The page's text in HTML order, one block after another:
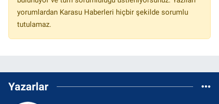
yorumlardan Karasu Haberleri hiçbir şekilde sorumlu
tutulamaz.
Yazarlar